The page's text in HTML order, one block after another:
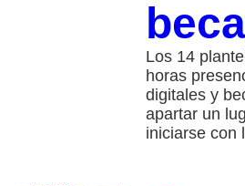
beca
Los 14
horas
digitales y
apartar un
iniciarse con